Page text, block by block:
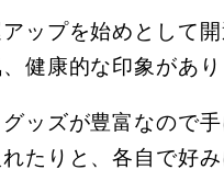
ップを始めとして
健康的な印象があ
ッズが豊富なので
たりと、各自で好